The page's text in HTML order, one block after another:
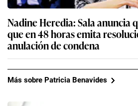
Nadine Heredia: Sala anuncia
que en 48 horas emita
anulación de condena
Más sobre Patricia Benavides